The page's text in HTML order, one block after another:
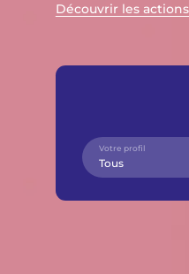
Découvrir les actions
Votre profil
Tous